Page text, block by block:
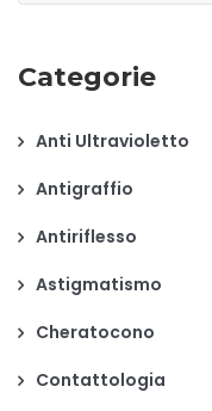
Categorie
Anti Ultravioletto
Antigraffio
Antiriflesso
Astigmatismo
Cheratocono
Contattologia